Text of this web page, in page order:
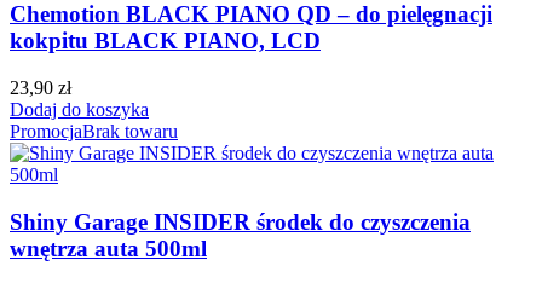
Chemotion BLACK PIANO QD – do pielęgnacji
kokpitu BLACK PIANO, LCD
23,90 zł
Dodaj do koszyka
PromocjaBrak towaru
Shiny Garage INSIDER środek do czyszczenia
wnętrza auta 500ml